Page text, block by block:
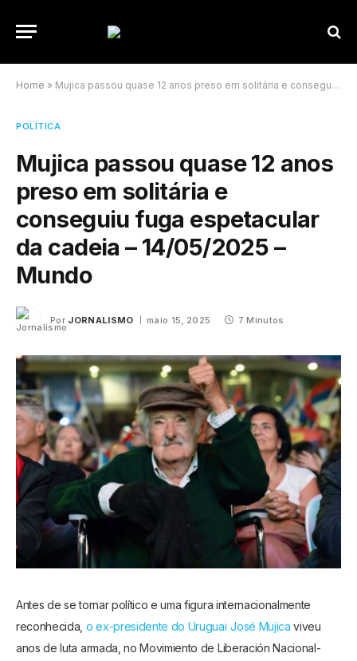
Home » Mujica passou quase 12 anos preso em solitária e conseguiu fuga espetacular da cadeia – 14/05/2025 – Mundo
POLÍTICA
Mujica passou quase 12 anos
preso em solitária e
conseguiu fuga espetacular
da cadeia – 14/05/2025 –
Mundo
Por JORNALISMO maio 15, 2025 7 Minutos
Antes de se tornar político e uma figura internacionalmente
reconhecida, o ex-presidente do Uruguai José Mujica viveu
anos de luta armada, no Movimiento de Liberación Nacional-